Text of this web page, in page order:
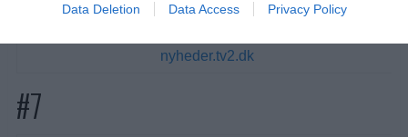
Data Deletion Data Access Privacy Policy
nyheder.tv2.dk
#7